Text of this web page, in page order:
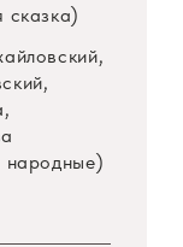
сказка)
народные)